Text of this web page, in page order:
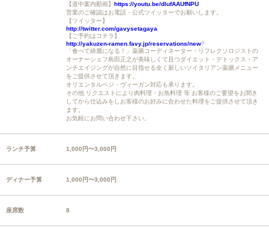
【道中案内動画】 https://youtu.be/dlufAAUfNPU
営業のご確認はお電話・公式ツイッターでお願いします。
【ツイッター】
http://twitter.com/gavysetagaya
【ご予約はコチラ】
http://yakuzen-ramen.favy.jp/reservations/new?
「食べて綺麗になる！」薬膳コーディネーター・リフレクソロジストの
オーナーシェフ島田正之が美味しくて且つダイエット・デトックス・ア
ンチエイジングが自然に目指せる全く新しいソイタリアン薬膳メニュー
をご提供させて頂きます。
オリエンタルベジ・ヴィーガン対応も承ります。
その他 リクエストにより肉料理・お魚料理 等 お客様のご要望をお聞き
してから仕込みをしお客様のお好みに合わせた料理をご提供させて頂き
ます。
お気軽にお問い合わせ下さい。
ランチ予算 1,000円〜3,000円
ディナー予算 1,000円〜3,000円
座席数 8